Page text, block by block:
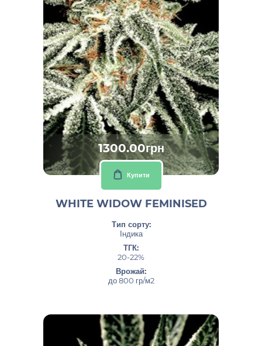
1300.00грн
Купити
WHITE WIDOW FEMINISED
Тип сорту:
Індика
ТГК:
20-22%
Врожай:
до 800 гр/м2